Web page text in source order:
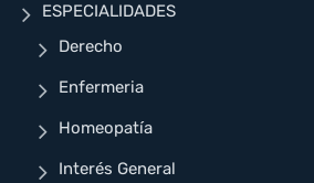
ESPECIALIDADES
Derecho
Enfermeria
Homeopatía
Interés General